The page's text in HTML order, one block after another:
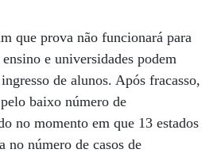
que prova não funcionará para
e universidades podem
de alunos. Após fracasso,
baixo número de
no momento em que 13 estados
número de casos de